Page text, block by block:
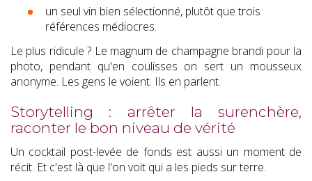
un seul vin bien sélectionné, plutôt que trois
références médiocres.
Le plus ridicule ? Le magnum de champagne brandi pour la
photo, pendant qu'en coulisses on sert un mousseux
anonyme. Les gens le voient. Ils en parlent.
Storytelling : arrêter la surenchère,
raconter le bon niveau de vérité
Un cocktail post-levée de fonds est aussi un moment de
récit. Et c'est là que l'on voit qui a les pieds sur terre.